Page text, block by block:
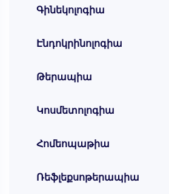
Գինեկոլոգիա
Էնդոկրինոլոգիա
Թերապիա
Կոսմետոլոգիա
Հոմեոպաթիա
Ռեֆլեքսոթերապիա